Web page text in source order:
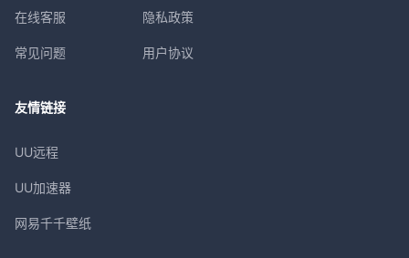
在线客服
常见问题
隐私政策
用户协议
友情链接
UU远程
UU加速器
网易千千壁纸